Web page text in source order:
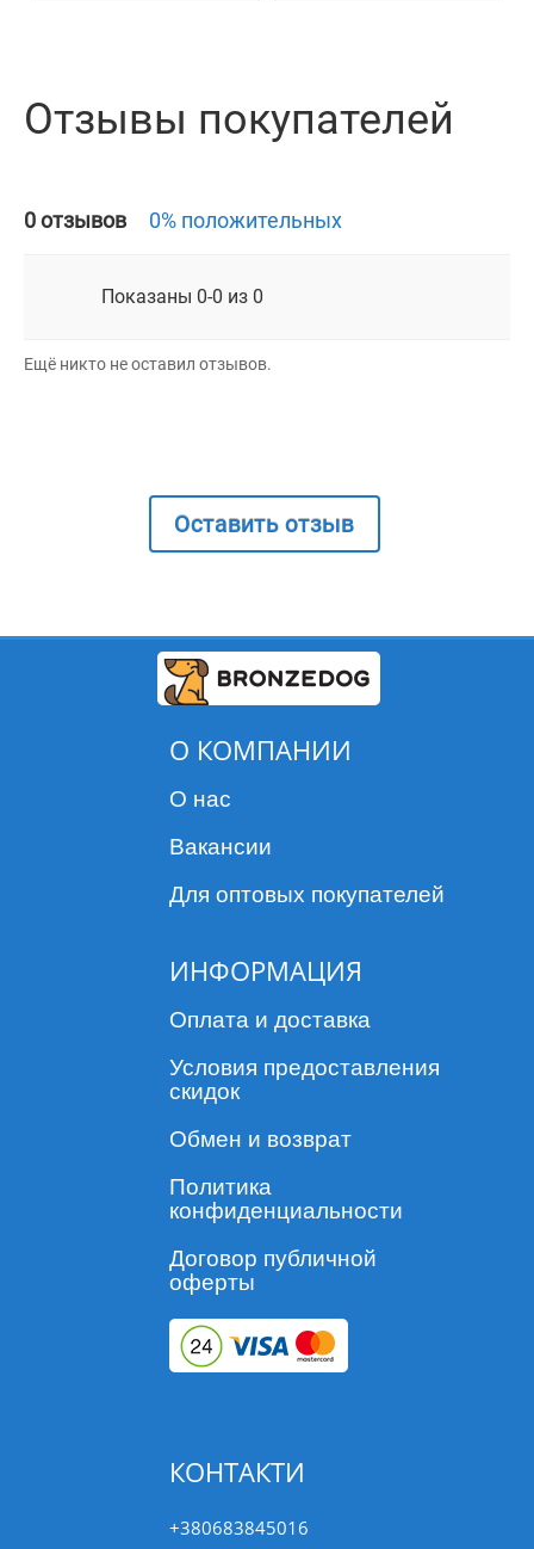
Отзывы покупателей
0 отзывов 0% положительных
Показаны 0-0 из 0
Ещё никто не оставил отзывов.
Оставить отзыв
О КОМПАНИИ
О нас
Вакансии
Для оптовых покупателей
ИНФОРМАЦИЯ
Оплата и доставка
Условия предоставления
скидок
Обмен и возврат
Политика
конфиденциальности
Договор публичной
оферты
КОНТАКТИ
+380683845016